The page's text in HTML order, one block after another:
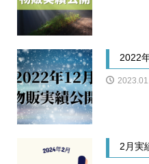
2022
2月実